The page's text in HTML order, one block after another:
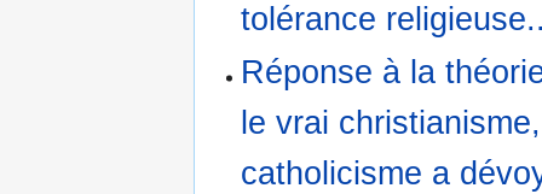
tolérance
Réponse à la
le vrai
catholicisme a